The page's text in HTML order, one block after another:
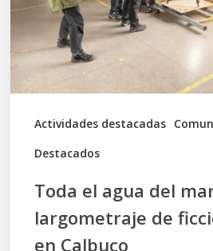
Actividades destacadas
Destacados
largometraje
de
ficción
se
graba
Toda el agua del
largometraje de
en Calbuco